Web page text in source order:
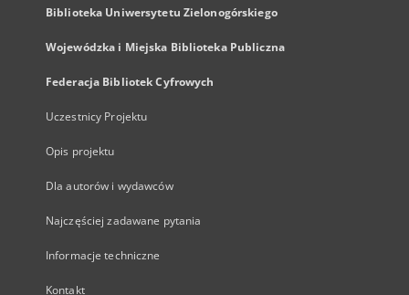
Biblioteka Uniwersytetu Zielonogórskiego
Wojewódzka i Miejska Biblioteka Publiczna
Federacja Bibliotek Cyfrowych
Uczestnicy Projektu
Opis projektu
Dla autorów i wydawców
Najczęściej zadawane pytania
Informacje techniczne
Kontakt